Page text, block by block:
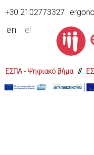
+30 2102773327
en el
ΕΣΠΑ - Ψηφιακό βήμα//